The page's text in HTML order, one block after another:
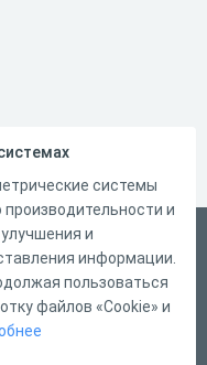
системы
и
и
информации.
пользоваться
файлов «Cookie» и